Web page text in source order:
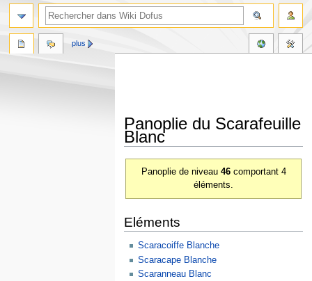
Panoplie du Scarafeuille
Blanc
Panoplie de niveau 46comportant 4
éléments.
Eléments
Scaracoiffe Blanche
Scaracape Blanche
Scaranneau Blanc
plus